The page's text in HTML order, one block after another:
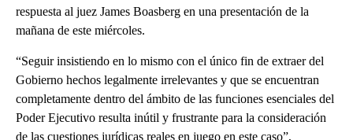
respuesta al juez James Boasberg en una presentación de la
mañana de este miércoles.
“Seguir insistiendo en lo mismo con el único fin de extraer del
Gobierno hechos legalmente irrelevantes y que se encuentran
completamente dentro del ámbito de las funciones esenciales del
Poder Ejecutivo resulta inútil y frustrante para la consideración
de las cuestiones jurídicas reales en juego en este caso”,